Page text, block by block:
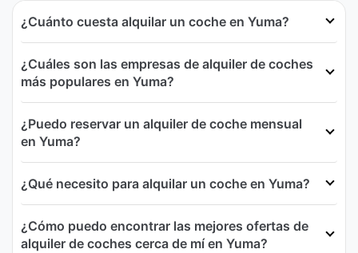
¿Cuánto cuesta alquilar un coche en Yuma?
¿Cuáles son las empresas de alquiler de coches
más populares en Yuma?
¿Puedo reservar un alquiler de coche mensual
en Yuma?
¿Qué necesito para alquilar un coche en Yuma?
¿Cómo puedo encontrar las mejores ofertas de
alquiler de coches cerca de mí en Yuma?